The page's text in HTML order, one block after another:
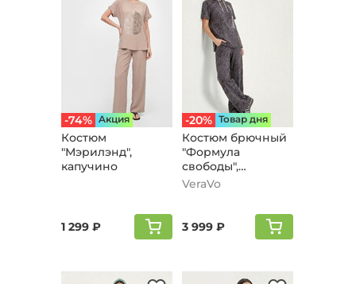
-74% Aкция
Костюм
"Мэрилэнд",
капучино
1 299 ₽
-20% Товар дня
Костюм брючный
"Формула
свободы",
кофейный
VeraVo
3 999 ₽